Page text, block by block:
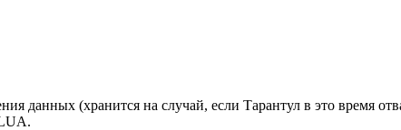
данных (хранится на случай, если Тарантул в это время